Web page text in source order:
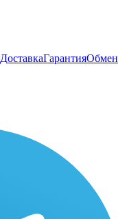
ДоставкаГарантияОбмен